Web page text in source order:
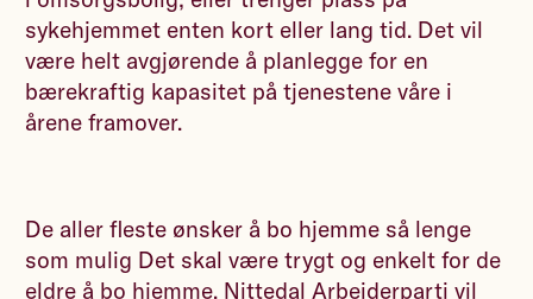
sykehjemmet enten kort eller lang tid. Det vil
være helt avgjørende å planlegge for en
bærekraftig kapasitet på tjenestene våre i
årene framover.
De aller fleste ønsker å bo hjemme så lenge
som mulig Det skal være trygt og enkelt for de
eldre å bo hjemme. Nittedal Arbeiderparti vil